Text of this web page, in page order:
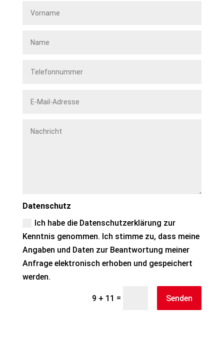
Datenschutz
Ich habe die Datenschutzerklärung zur
Kenntnis genommen. Ich stimme zu, dass meine
Angaben und Daten zur Beantwortung meiner
Anfrage elektronisch erhoben und gespeichert
werden.
9 + 11 = Senden